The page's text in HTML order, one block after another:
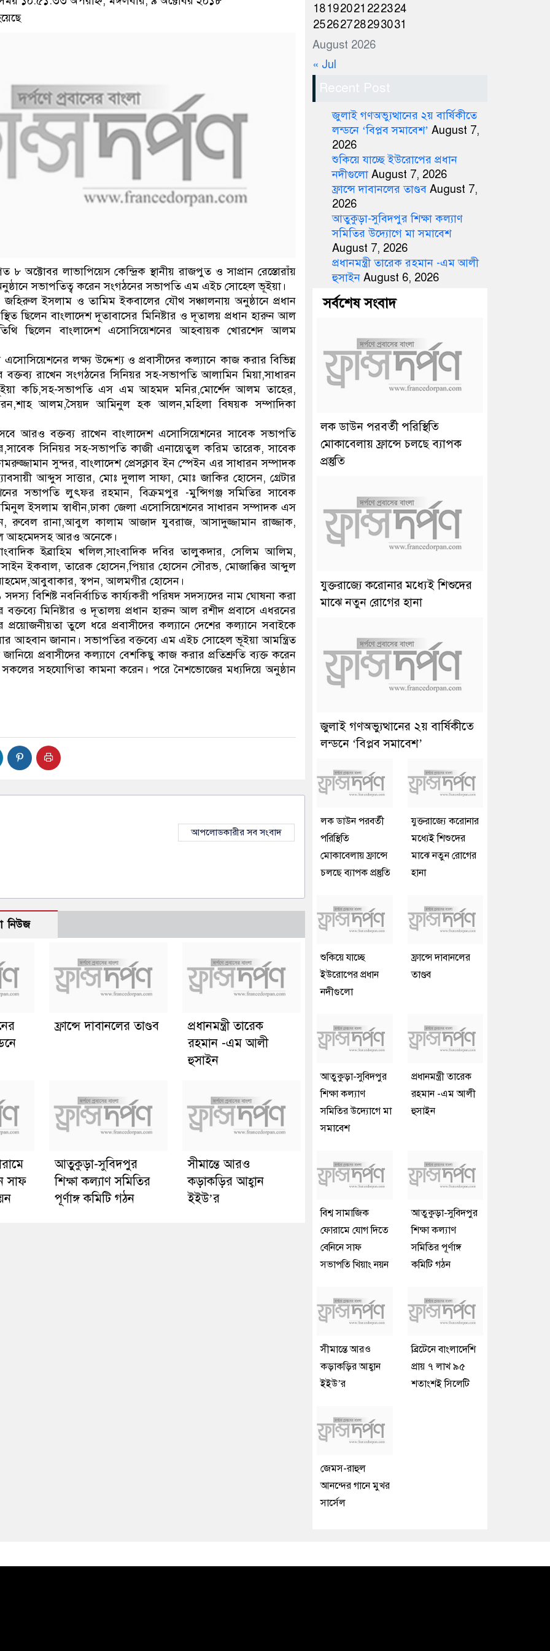
গত ৮ অক্টোবর লাভাপিয়েস কেন্দ্রিক স্থানীয় রাজপুত ও সাপ্রান রেস্তোরাঁয়
সভাপতিত্ব করেন সংগঠনের সভাপতি এম এইচ সোহেল ভূইয়া।
ইসলাম ও তামিম ইকবালের যৌথ সঞ্চালনায় অনুষ্ঠানে প্রধান
ছিলেন বাংলাদেশ দূতাবাসের মিনিষ্টার ও দূতালয় প্রধান হারুন আল
ছিলেন বাংলাদেশ এসোসিয়েশনের আহবায়ক খোরশেদ আলম
লক্ষ্য উদ্দেশ্য ও প্রবাসীদের কল্যানে কাজ করার বিভিন্ন
বক্তব্য রাখেন সংগঠনের সিনিয়র সহ-সভাপতি আলামিন মিয়া,সাধারন
কচি,সহ-সভাপতি এস এম আহমদ মনির,মোর্শেদ আলম তাহের,
আলম,সৈয়দ আমিনুল হক আলন,মহিলা বিষয়ক সম্পাদিকা
আরও বক্তব্য রাখেন বাংলাদেশ এসোসিয়েশনের সাবেক সভাপতি
সিনিয়র সহ-সভাপতি কাজী এনায়েতুল করিম তারেক, সাবেক
সুন্দর, বাংলাদেশ প্রেসক্লাব ইন স্পেইন এর সাধারন সম্পাদক
আব্দুস সাত্তার, মোঃ দুলাল সাফা, মোঃ জাকির হোসেন, গ্রেটার
সভাপতি লুৎফর রহমান, বিক্রমপুর -মুন্সিগঞ্জ সমিতির সাবেক
ইসলাম স্বাধীন,ঢাকা জেলা এসোসিয়েশনের সাধারন সম্পাদক এস
রুবেল রানা,আবুল কালাম আজাদ যুবরাজ, আসাদুজ্জামান রাজ্জাক,
আরও অনেকে।
ইব্রাহিম খলিল,সাংবাদিক দবির তালুকদার, সেলিম আলিম,
ইকবাল, তারেক হোসেন,পিয়ার হোসেন সৌরভ, মোজাক্কির আব্দুল
স্বপন, আলমগীর হোসেন।
বিশিষ্ট নবনির্বাচিত কার্য্যকরী পরিষদ সদস্যদের নাম ঘোষনা করা
বক্তব্যে মিনিষ্টার ও দূতালয় প্রধান হারুন আল রশীদ প্রবাসে এধরনের
প্রয়োজনীয়তা তুলে ধরে প্রবাসীদের কল্যানে দেশের কল্যানে সবাইকে
আহবান জানান। সভাপতির বক্তব্যে এম এইচ সোহেল ভূইয়া আমন্ত্রিত
প্রবাসীদের কল্যাণে বেশকিছু কাজ করার প্রতিশ্রুতি ব্যক্ত করেন
সকলের সহযোগিতা কামনা করেন। পরে নৈশভোজের মধ্যদিয়ে অনুষ্ঠান
আপলোডকারীর সব সংবাদ
নিউজ
ফ্রান্সে দাবানলের তাণ্ডব
প্রধানমন্ত্রী তারেক
রহমান -এম আলী
হুসাইন
সাফ
আতুকুড়া-সুবিদপুর
শিক্ষা কল্যাণ সমিতির
পূর্ণাঙ্গ কমিটি গঠন
সীমান্তে আরও
কড়াকড়ির আহ্বান
ইইউ’র
August 2026
18192021 222324
25262728293031
« Jul
Recent Post
জুলাই গণঅভ্যুত্থানের ২য় বার্ষিকীতে
লন্ডনে ‘বিপ্লব সমাবেশ’ August 7,
2026
শুকিয়ে যাচ্ছে ইউরোপের প্রধান
নদীগুলো August 7, 2026
ফ্রান্সে দাবানলের তাণ্ডব August 7,
2026
আতুকুড়া-সুবিদপুর শিক্ষা কল্যাণ
সমিতির উদ্যোগে মা সমাবেশ
August 7, 2026
প্রধানমন্ত্রী তারেক রহমান -এম আলী
হুসাইন August 6, 2026
সর্বশেষ সংবাদ
লক ডাউন পরবর্তী পরিস্থিতি
মোকাবেলায় ফ্রান্সে চলছে ব্যাপক
প্রস্তুতি
যুক্তরাজ্যে করোনার মধ্যেই শিশুদের
মাঝে নতুন রোগের হানা
জুলাই গণঅভ্যুত্থানের ২য় বার্ষিকীতে
লন্ডনে ‘বিপ্লব সমাবেশ’
লক ডাউন পরবর্তী
পরিস্থিতি
মোকাবেলায় ফ্রান্সে
চলছে ব্যাপক প্রস্তুতি
যুক্তরাজ্যে করোনার
মধ্যেই শিশুদের
মাঝে নতুন রোগের
হানা
শুকিয়ে যাচ্ছে
ইউরোপের প্রধান
নদীগুলো
ফ্রান্সে দাবানলের
তাণ্ডব
আতুকুড়া-সুবিদপুর
শিক্ষা কল্যাণ
সমিতির উদ্যোগে মা
সমাবেশ
প্রধানমন্ত্রী তারেক
রহমান -এম আলী
হুসাইন
বিশ্ব সামাজিক
ফোরামে যোগ দিতে
বেনিনে সাফ
সভাপতি খিয়াং নয়ন
আতুকুড়া-সুবিদপুর
শিক্ষা কল্যাণ
সমিতির পূর্ণাঙ্গ
কমিটি গঠন
সীমান্তে আরও
কড়াকড়ির আহ্বান
ইইউ’র
ব্রিটেনে বাংলাদেশি
প্রায় ৭ লাখ ৯৫
শতাংশই সিলেটি
জেমস-রাহুল
আনন্দের গানে মুখর
সার্সেল